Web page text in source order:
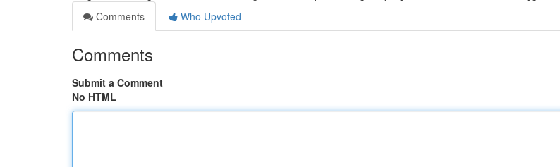
Comments
Who Upvoted
Comments
Submit a Comment
No HTML